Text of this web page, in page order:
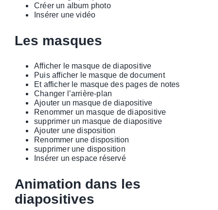
Créer un album photo
Insérer une vidéo
Les masques
Afficher le masque de diapositive
Puis afficher le masque de document
Et afficher le masque des pages de notes
Changer l’arrière-plan
Ajouter un masque de diapositive
Renommer un masque de diapositive
supprimer un masque de diapositive
Ajouter une disposition
Renommer une disposition
supprimer une disposition
Insérer un espace réservé
Animation dans les
diapositives